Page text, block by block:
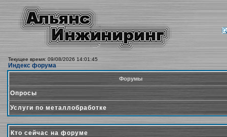
Текущее время: 09/08/2026 14:01:45
Индекс форума
Форумы
Опросы
Услуги по металлобработке
Кто сейчас на форуме